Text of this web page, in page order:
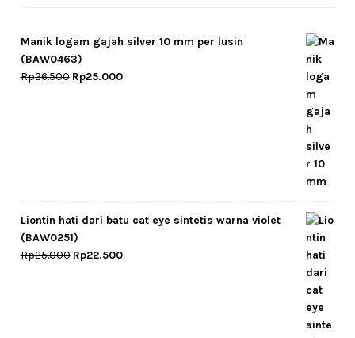
Manik logam gajah silver 10 mm per lusin
(BAW0463)
Rp26.500 Original
Rp25.000Current
Liontin hati dari batu cat eye sintetis warna violet
(BAW0251)
Rp25.000 Original
Rp22.500Current